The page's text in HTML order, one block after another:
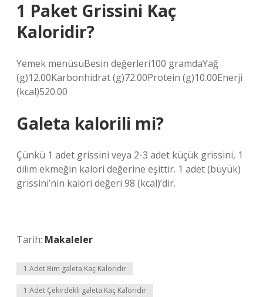
1 Paket Grissini Kaç
Kaloridir?
Yemek menüsüBesin değerleri100 gramdaYağ
(g)12.00Karbonhidrat (g)72.00Protein (g)10.00Enerji
(kcal)520.00
Galeta kalorili mi?
Çünkü 1 adet grissini veya 2-3 adet küçük grissini, 1
dilim ekmeğin kalori değerine eşittir. 1 adet (büyük)
grissini’nin kalori değeri 98 (kcal)’dir.
Tarih: Makaleler
1 Adet Bim galeta Kaç Kaloridir
1 Adet Çekirdekli galeta Kaç Kaloridir